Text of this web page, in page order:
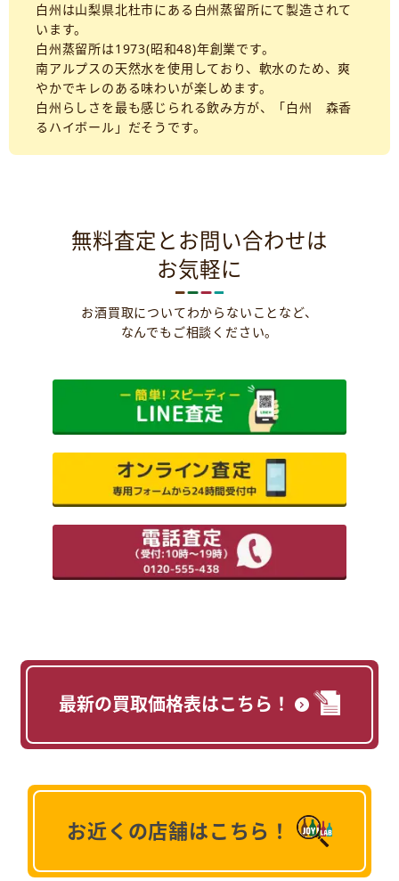
白州は山梨県北杜市にある白州蒸留所にて製造されて
います。
白州蒸留所は1973(昭和48)年創業です。
南アルプスの天然水を使用しており、軟水のため、爽
やかでキレのある味わいが楽しめます。
白州らしさを最も感じられる飲み方が、「白州 森香
るハイボール」だそうです。
無料査定とお問い合わせは
お気軽に
お酒買取についてわからないことなど、
なんでもご相談ください。
最新の買取価格表はこちら！
お近くの店舗はこちら！